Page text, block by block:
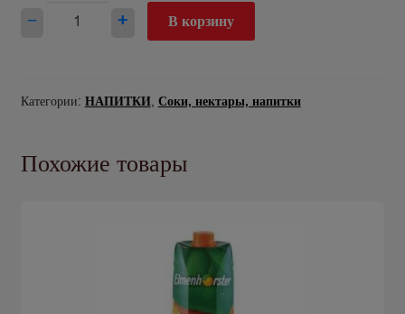
−
Количество
товара
vīnogu
+ В корзину
Категории: НАПИТКИ, Соки, нектары, напитки
Похожие товары